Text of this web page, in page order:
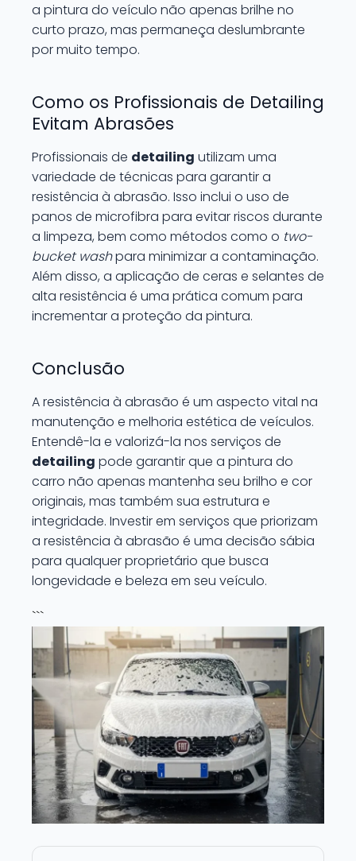
a pintura do veículo não apenas brilhe no
curto prazo, mas permaneça deslumbrante
por muito tempo.
Como os Profissionais de Detailing
Evitam Abrasões
Profissionais de detailing utilizam uma
variedade de técnicas para garantir a
resistência à abrasão. Isso inclui o uso de
panos de microfibra para evitar riscos durante
a limpeza, bem como métodos como o two-
bucket washpara minimizar a contaminação.
Além disso, a aplicação de ceras e selantes de
alta resistência é uma prática comum para
incrementar a proteção da pintura.
Conclusão
A resistência à abrasão é um aspecto vital na
manutenção e melhoria estética de veículos.
Entendê-la e valorizá-la nos serviços de
detailing pode garantir que a pintura do
carro não apenas mantenha seu brilho e cor
originais, mas também sua estrutura e
integridade. Investir em serviços que priorizam
a resistência à abrasão é uma decisão sábia
para qualquer proprietário que busca
longevidade e beleza em seu veículo.
```